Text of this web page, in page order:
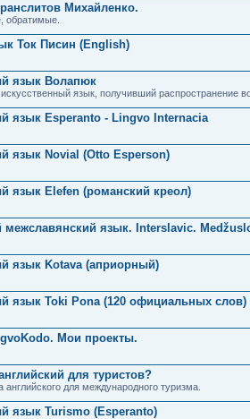
Михайленко.
обратимые.
Ток Писин (English)
язык Волапюк
язык, получивший распространение
язык Esperanto - Lingvo Internacia
язык Novial (Otto Esperson)
язык Elefen (романский креол)
межславянский язык. Interslavic.
язык Kotava (априорный)
язык Toki Pona (120 официальных слов)
Мои проекты.
для туристов?
английского для международного туризма.
язык Turismo (Esperanto)